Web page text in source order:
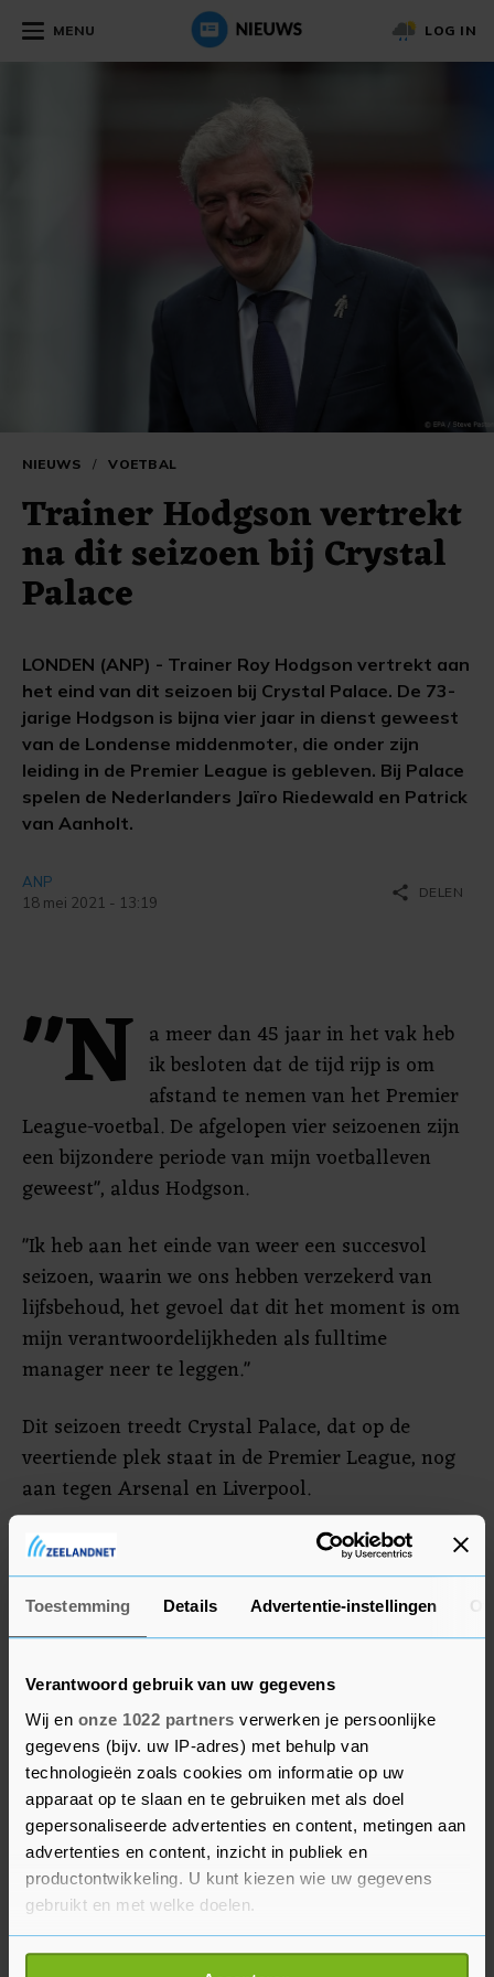
Toestemming Details Advertentie-instellingen
Verantwoord gebruik van uw gegevens
Wij en onze 1022 partners verwerken je persoonlijke
gegevens (bijv. uw IP-adres) met behulp van
technologieën zoals cookies om informatie op uw
apparaat op te slaan en te gebruiken met als doel
gepersonaliseerde advertenties en content, metingen aan
advertenties en content, inzicht in publiek en
productontwikkeling. U kunt kiezen wie uw gegevens
gebruikt en met welke doelen.
Als u het toestaat, willen we ook graag:
MENU LOG IN
NIEUWS / VOETBAL
Trainer Hodgson vertrekt
na dit seizoen bij Crystal
Palace
LONDEN (ANP) - Trainer Roy Hodgson vertrekt aan
het eind van dit seizoen bij Crystal Palace. De 73-
jarige Hodgson is bijna vier jaar in dienst geweest
van de Londense middenmoter, die onder zijn
leiding in de Premier League is gebleven. Bij Palace
spelen de Nederlanders Jaïro Riedewald en Patrick
van Aanholt.
ANP
18 mei 2021 - 13:19
share DELEN
"N a meer dan 45 jaar in het vak heb
ik besloten dat de tijd rijp is om
afstand te nemen van het Premier
League-voetbal. De afgelopen vier seizoenen zijn
een bijzondere periode van mijn voetballeven
geweest", aldus Hodgson.
"Ik heb aan het einde van weer een succesvol
seizoen, waarin we ons hebben verzekerd van
lijfsbehoud, het gevoel dat dit het moment is om
mijn verantwoordelijkheden als fulltime
manager neer te leggen."
Dit seizoen treedt Crystal Palace, dat op de
veertiende plek staat in de Premier League, nog
aan tegen Arsenal en Liverpool.
Hodgson was van 2012 tot 2016 bondscoach van
Engeland. De ervaren trainer werkte ook bij
topclubs als Liverpool en Internazionale.